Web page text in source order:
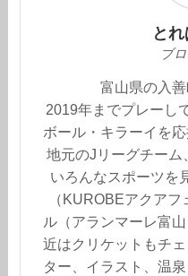
と
ブ
富山県の入善
2019年までプレーし
ボール・キラーイを
地元のJリーグチーム
いろんなスポーツを
（KUROBEアクア
ル（アランマーレ富
近はクリケットもチ
ター、イラスト、温